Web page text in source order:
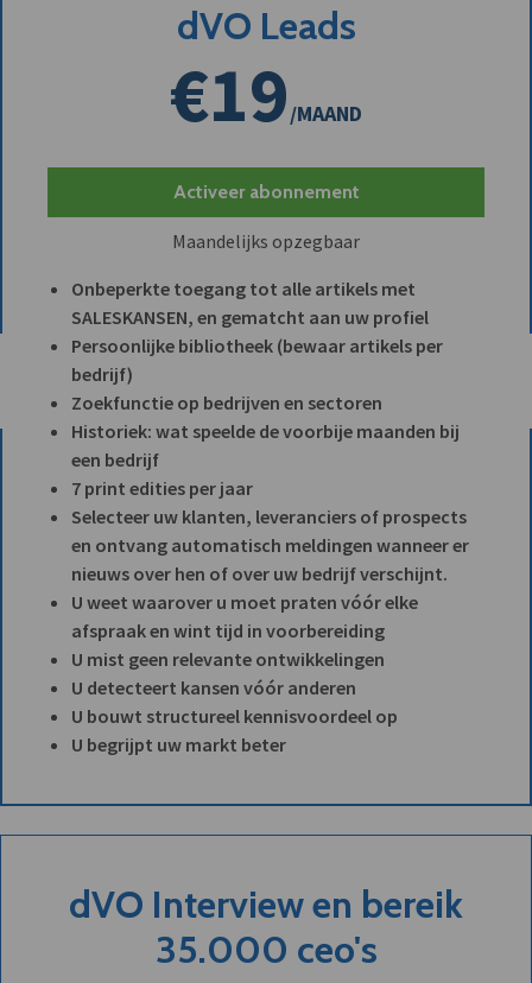
dVO Leads
€19/MAAND
Activeer abonnement
Maandelijks opzegbaar
Onbeperkte toegang tot alle artikels met
SALESKANSEN, en gematcht aan uw profiel
Persoonlijke bibliotheek (bewaar artikels per
bedrijf)
Zoekfunctie op bedrijven en sectoren
Historiek: wat speelde de voorbije maanden bij
een bedrijf
7 print edities per jaar
Selecteer uw klanten, leveranciers of prospects
en ontvang automatisch meldingen wanneer er
nieuws over hen of over uw bedrijf verschijnt.
U weet waarover u moet praten vóór elke
afspraak en wint tijd in voorbereiding
U mist geen relevante ontwikkelingen
U detecteert kansen vóór anderen
U bouwt structureel kennisvoordeel op
U begrijpt uw markt beter
dVO Interview en bereik
35.000 ceo's